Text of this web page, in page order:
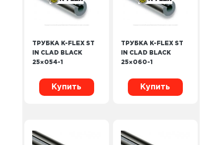
ТРУБКА K-FLEX ST
IN CLAD BLACK
25×054-1
Купить
ТРУБКА K-FLEX ST
IN CLAD BLACK
25×060-1
Купить